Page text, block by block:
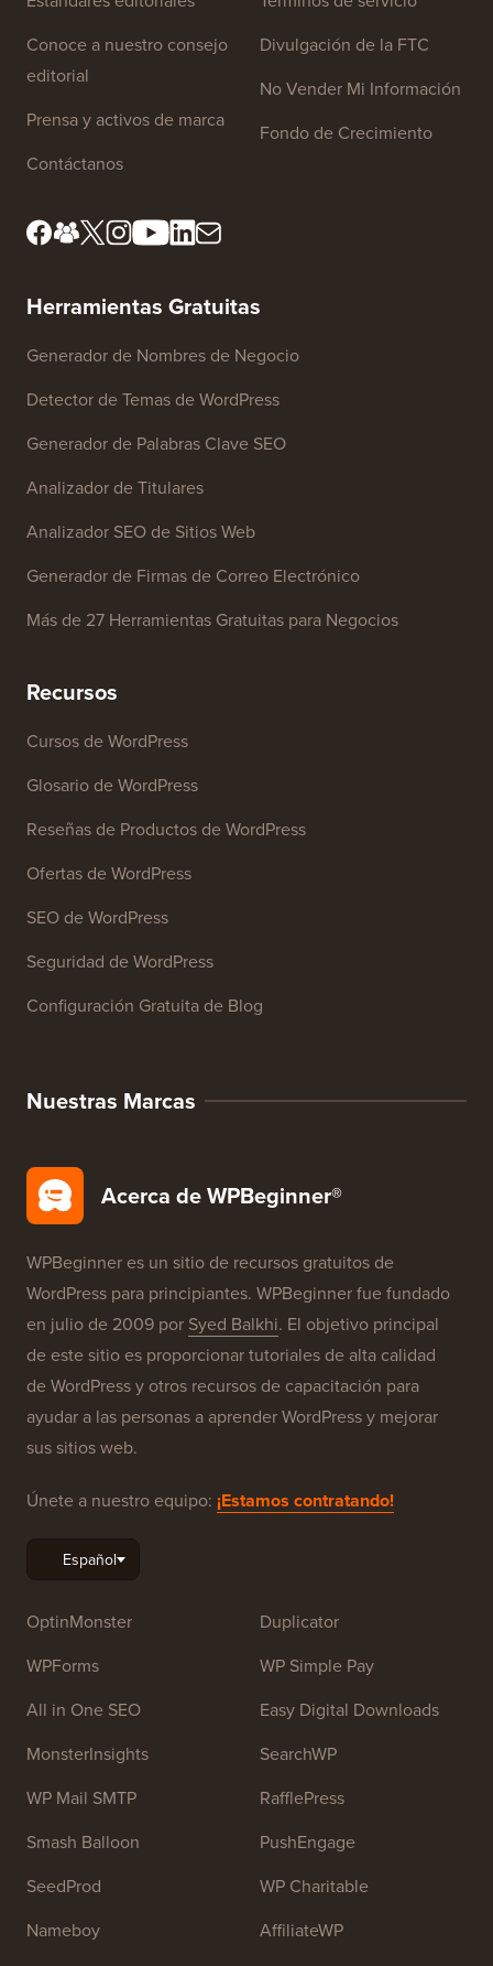
Conoce a nuestro consejo
editorial
Prensa y activos de marca
Contáctanos
Divulgación de la FTC
No Vender Mi Información
Fondo de Crecimiento
Herramientas Gratuitas
Generador de Nombres de Negocio
Detector de Temas de WordPress
Generador de Palabras Clave SEO
Analizador de Titulares
Analizador SEO de Sitios Web
Generador de Firmas de Correo Electrónico
Más de 27 Herramientas Gratuitas para Negocios
Recursos
Cursos de WordPress
Glosario de WordPress
Reseñas de Productos de WordPress
Ofertas de WordPress
SEO de WordPress
Seguridad de WordPress
Configuración Gratuita de Blog
Nuestras Marcas
Acerca de WPBeginner®
WPBeginner es un sitio de recursos gratuitos de
WordPress para principiantes. WPBeginner fue fundado
en julio de 2009 por Syed Balkhi. El objetivo principal
de este sitio es proporcionar tutoriales de alta calidad
de WordPress y otros recursos de capacitación para
ayudar a las personas a aprender WordPress y mejorar
sus sitios web.
Únete a nuestro equipo: ¡Estamos contratando!
OptinMonster
WPForms
All in One SEO
MonsterInsights
WP Mail SMTP
Smash Balloon
SeedProd
Nameboy
Duplicator
WP Simple Pay
Easy Digital Downloads
SearchWP
RafflePress
PushEngage
WP Charitable
AffiliateWP